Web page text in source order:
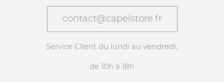
contact@capelstore.fr
Service Client du lundi au vendredi,
de 10h à 18h